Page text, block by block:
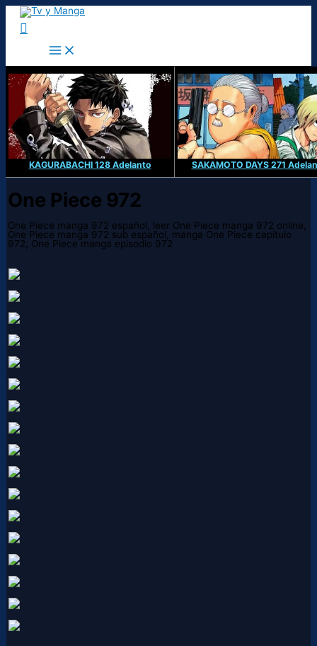
Ir
contenido
Buscar
KAGURABACHI 128 Adelanto SAKAMOTO DAYS 271
One Piece 972
One Piece manga 972 español, leer One Piece manga 972 online,
One Piece manga 972 sub español, manga One Piece capitulo
972, One Piece manga episodio 972